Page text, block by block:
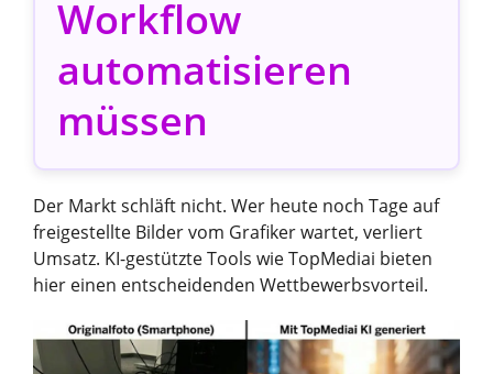
Workflow
automatisieren
müssen
Der Markt schläft nicht. Wer heute noch Tage auf
freigestellte Bilder vom Grafiker wartet, verliert
Umsatz. KI-gestützte Tools wie TopMediai bieten
hier einen entscheidenden Wettbewerbsvorteil.